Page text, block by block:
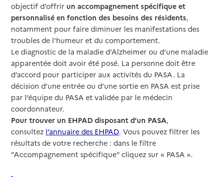
objectif d’offrir un accompagnement spécifique et
personnalisé en fonction des besoins des résidents,
notamment pour faire diminuer les manifestations des
troubles de l’humeur et du comportement.
Le diagnostic de la maladie d’Alzheimer ou d’une maladie
apparentée doit avoir été posé. La personne doit être
d’accord pour participer aux activités du PASA. La
décision d’une entrée ou d’une sortie en PASA est prise
par l’équipe du PASA et validée par le médecin
coordonnateur.
Pour trouver un EHPAD disposant d’un PASA,
consultez l’annuaire des EHPAD. Vous pouvez filtrer les
résultats de votre recherche : dans le filtre
"Accompagnement spécifique" cliquez sur « PASA ».